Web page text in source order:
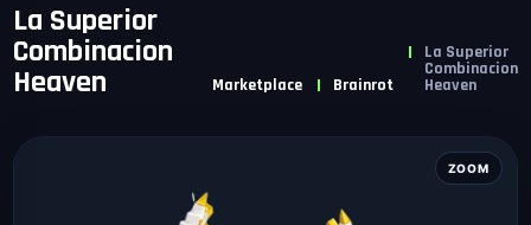
La Superior
Combinacion
Heaven Marketplace Brainrot
La Superior
Combinacion
Heaven